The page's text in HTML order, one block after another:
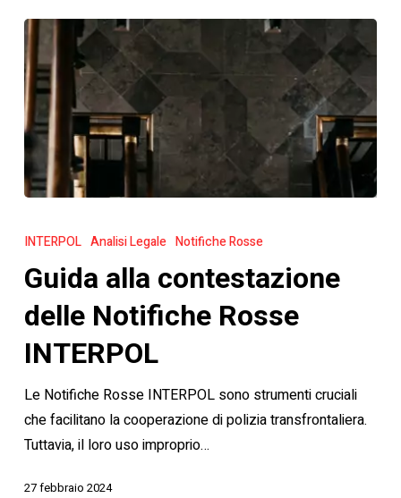
alla
delle
Notifiche
INTERPOL
INTERPOL Analisi Legale Notifiche Rosse
Guida alla contestazione
delle Notifiche Rosse
INTERPOL
Le Notifiche Rosse INTERPOL sono strumenti cruciali
che facilitano la cooperazione di polizia transfrontaliera.
Tuttavia, il loro uso improprio…
27 febbraio 2024